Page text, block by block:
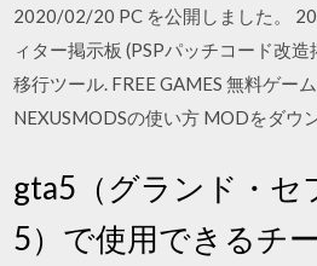
2020/02/20 PC を公開しました。
ィター掲示板 (PSPパッチコード改造
移行ツール. FREE GAMES 無料ゲー
NEXUSMODSの使い方 MODをダウ
gta5（グランド・セ
5）で使用できるチ